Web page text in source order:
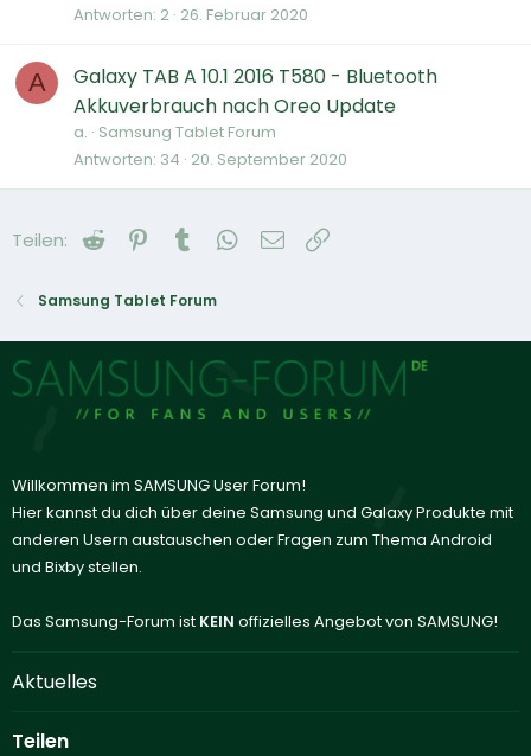
Antworten 2 26. Februar 2020
A
Galaxy TAB A 10.1 2016 T580 - Bluetooth
Akkuverbrauch nach Oreo Update
a. Samsung Tablet Forum
Antworten 34 20. September 2020
Teilen: Reddit Pinterest
Tumblr WhatsApp
E-Mail
Samsung Tablet Forum
Willkommen im SAMSUNG User Forum!
Hier kannst du dich über deine Samsung und Galaxy Produkte mit
anderen Usern austauschen oder Fragen zum Thema Android
und Bixby stellen.
Das Samsung-Forum ist KEIN offizielles Angebot von SAMSUNG!
Aktuelles
Teilen